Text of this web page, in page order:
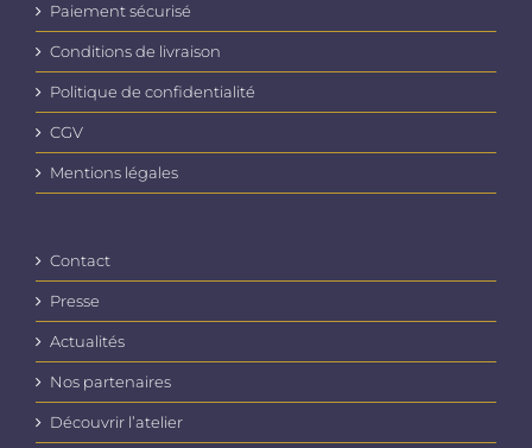
Paiement sécurisé
Conditions de livraison
Politique de confidentialité
CGV
Mentions légales
Contact
Presse
Actualités
Nos partenaires
Découvrir l’atelier